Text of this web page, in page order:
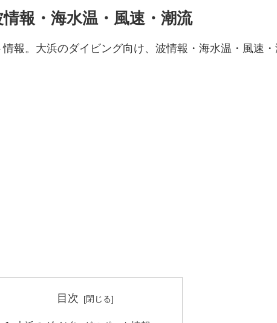
報・海水温・風速・潮流
報。大浜のダイビング向け、波情報・海水温・風速・
目次